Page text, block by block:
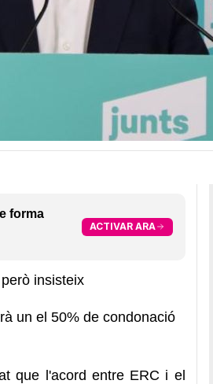
forma
ACTIVAR ARA
insisteix
un el 50% de condonació
que l'acord entre ERC i el